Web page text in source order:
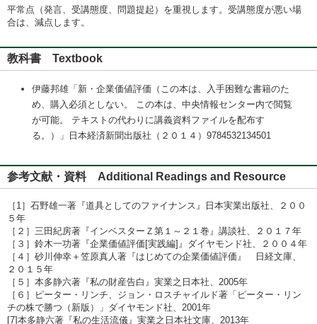
平常点（発言、受講態度、問題提起）を重視します。受講態度が悪い場
合は、減点します。
教科書 Textbook
伊藤邦雄「新・企業価値評価（この本は、入手困難な書籍のた
め、購入必須としない。 この本は、中央情報センター内で閲覧
が可能。 テキストの代わりに講義資料ファイルを配布す
る。）」日本経済新聞出版社（２０１４）9784532134501
参考文献・資料 Additional Readings and Resource
［1］石野雄一著『道具としてのファイナンス』日本実業出版社、２００
５年
［２］三田紀房著『インベスターＺ第１～２１巻』講談社、２０１７年
［３］鈴木一功著『企業価値評価[実践編]』ダイヤモンド社、２００４年
［４］砂川伸幸＋笠原真人著『はじめての企業価値評価』 日経文庫、
２０１５年
［５］本多静六著『私の財産告白』実業之日本社、2005年
［６］ピーター・リンチ、ジョン・ロスチャイルド著「ピーター・リン
チの株で勝つ（新版）」ダイヤモンド社、2001年
[7]本多静六著『私の生活流儀』実業之日本社文庫、2013年